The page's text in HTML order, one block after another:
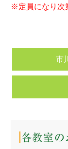
※定員になり次
市